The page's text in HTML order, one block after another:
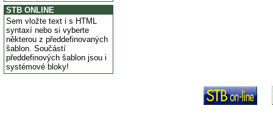
STB ONLINE
Sem vložte text i s HTML
syntaxí nebo si vyberte
některou z předdefinovaných
šablon. Součástí
předdefinových šablon jsou i
systémové bloky!